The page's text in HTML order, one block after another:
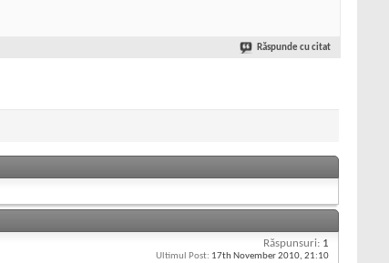
Răspunde cu citat
Răspunsuri: 1
Ultimul Post: 17th November 2010, 21:10